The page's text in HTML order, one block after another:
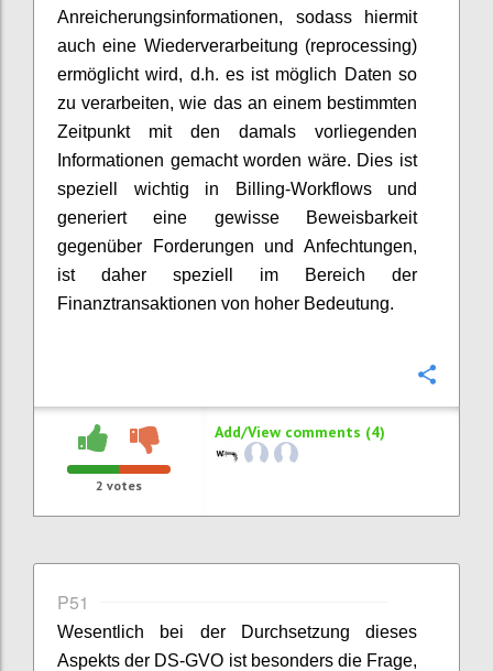
Anreicherungsinformationen, sodass hiermit
auch eine Wiederverarbeitung (reprocessing)
ermöglicht wird, d.h. es ist möglich Daten so
zu verarbeiten, wie das an einem bestimmten
Zeitpunkt mit den damals vorliegenden
Informationen gemacht worden wäre. Dies ist
speziell wichtig in Billing-Workflows und
generiert eine gewisse Beweisbarkeit
gegenüber Forderungen und Anfechtungen,
ist daher speziell im Bereich der
Finanztransaktionen von hoher Bedeutung.
2 votes
Add/View comments (4)
P51
Wesentlich bei der Durchsetzung dieses
Aspekts der DS-GVO ist besonders die Frage,